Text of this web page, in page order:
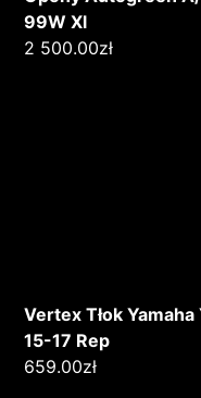
99W Xl
2 500.00zł
Vertex Tłok
15-17 Rep
659.00zł